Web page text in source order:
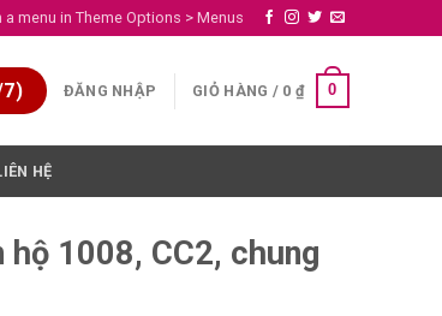
menu in Theme Options > Menus
7) ĐĂNG NHẬP GIỎ HÀNG / 0 ₫ 0
HỆ
1008, CC2, chung